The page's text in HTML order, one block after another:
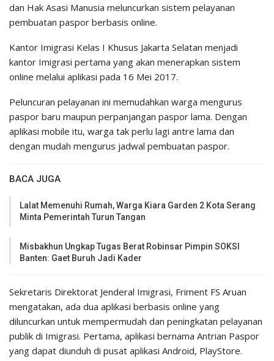
dan Hak Asasi Manusia meluncurkan sistem pelayanan
pembuatan paspor berbasis online.
Kantor Imigrasi Kelas I Khusus Jakarta Selatan menjadi
kantor Imigrasi pertama yang akan menerapkan sistem
online melalui aplikasi pada 16 Mei 2017.
Peluncuran pelayanan ini memudahkan warga mengurus
paspor baru maupun perpanjangan paspor lama. Dengan
aplikasi mobile itu, warga tak perlu lagi antre lama dan
dengan mudah mengurus jadwal pembuatan paspor.
BACA JUGA
Lalat Memenuhi Rumah, Warga Kiara Garden 2 Kota Serang
Minta Pemerintah Turun Tangan
Misbakhun Ungkap Tugas Berat Robinsar Pimpin SOKSI
Banten: Gaet Buruh Jadi Kader
Sekretaris Direktorat Jenderal Imigrasi, Friment FS Aruan
mengatakan, ada dua aplikasi berbasis online yang
diluncurkan untuk mempermudah dan peningkatan pelayanan
publik di Imigrasi. Pertama, aplikasi bernama Antrian Paspor
yang dapat diunduh di pusat aplikasi Android, PlayStore.